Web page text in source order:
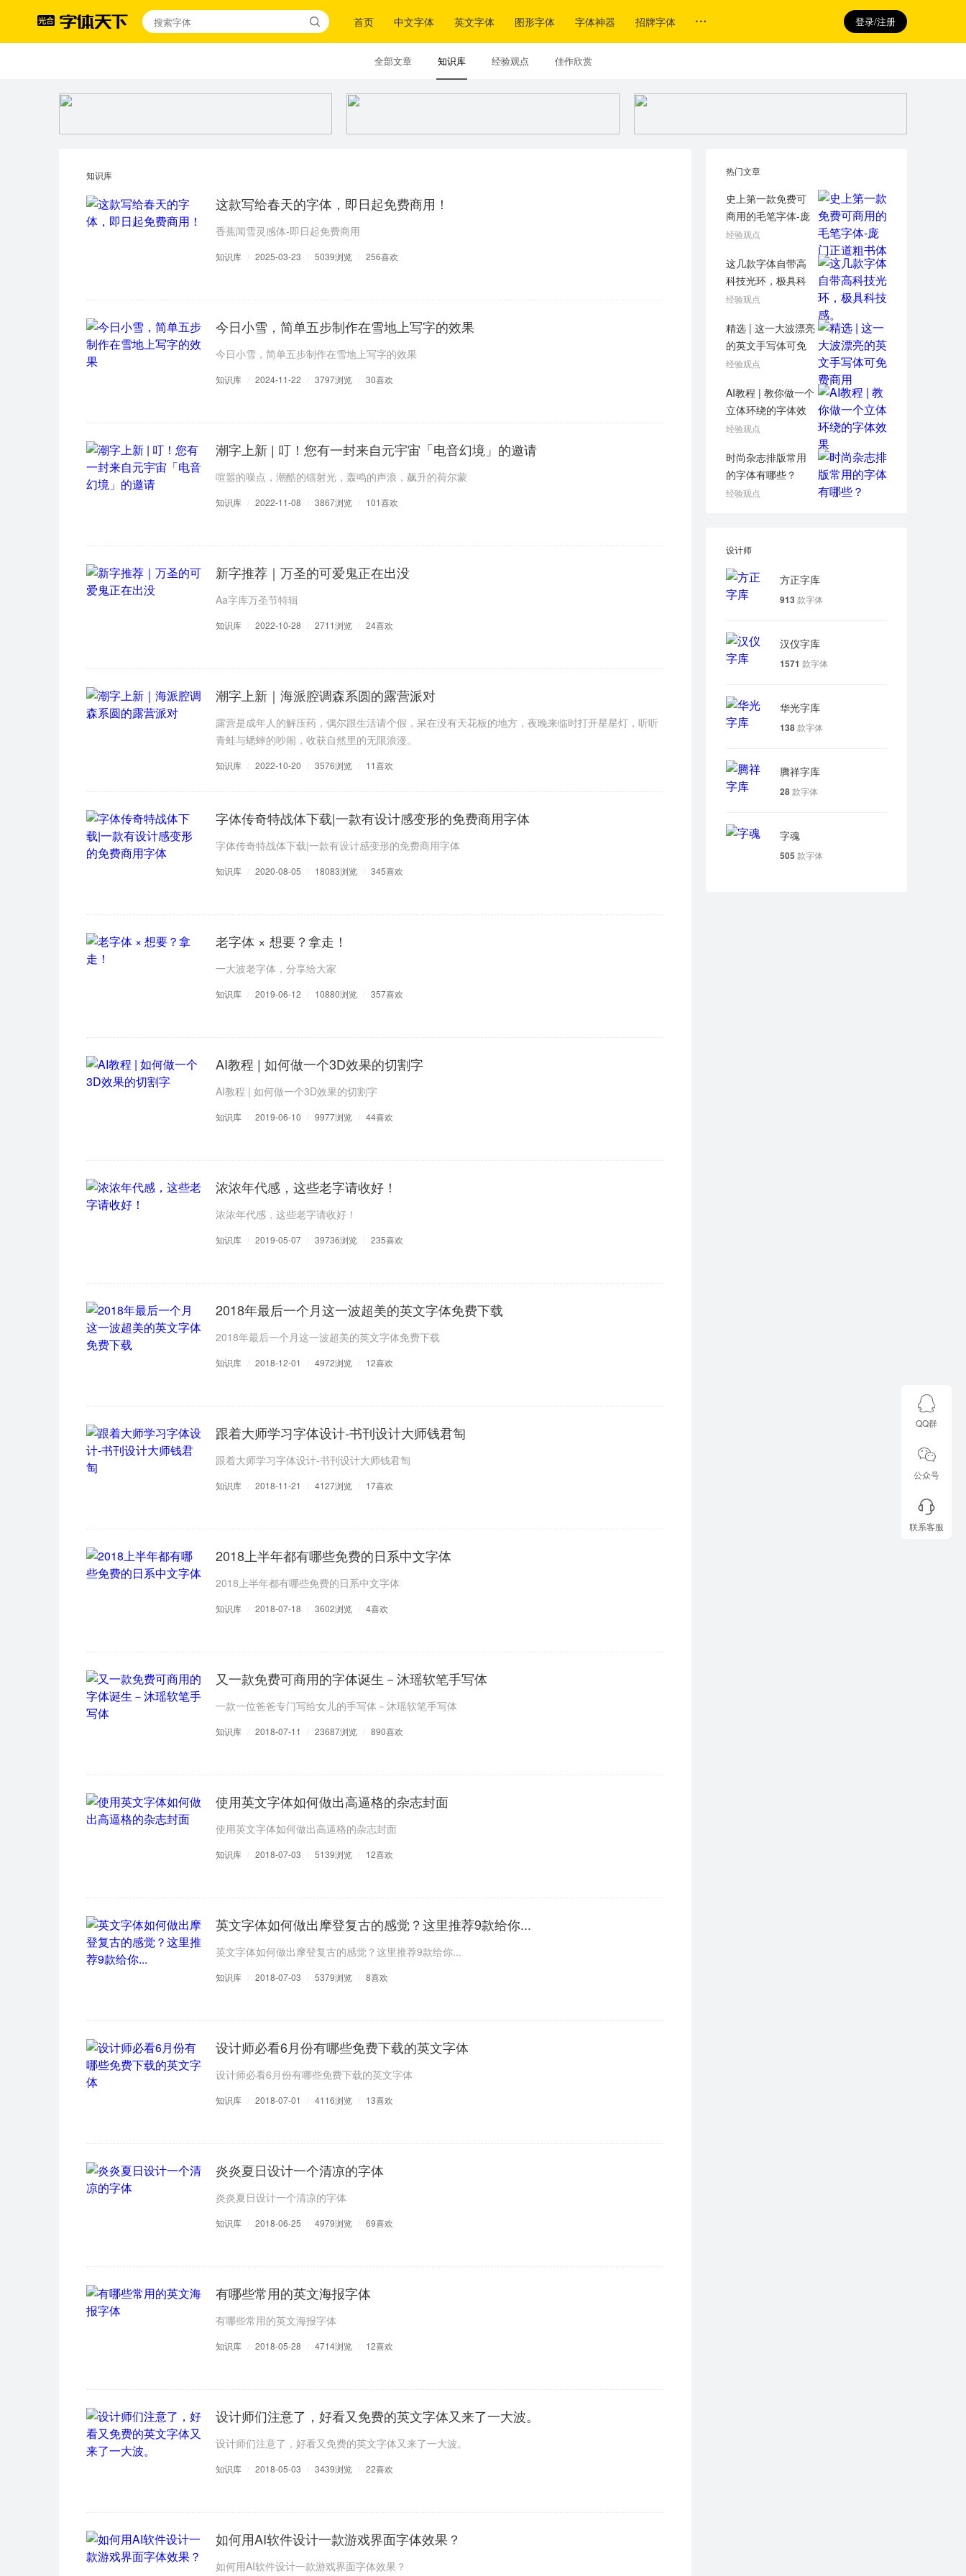
首页 中文字体 英文字体 图形字体 字体神器 招牌字体 登录/注册
全部文章 知识库 经验观点 佳作欣赏
知识库
这款写给春天的字体，即日起免费商用！
香蕉闻雪灵感体-即日起免费商用
知识库 2025-03-23 5039浏览 256喜欢
今日小雪，简单五步制作在雪地上写字的效果
今日小雪，简单五步制作在雪地上写字的效果
知识库 2024-11-22 3797浏览 30喜欢
潮字上新 | 叮！您有一封来自元宇宙「电音幻境」的邀请
喧嚣的噪点，潮酷的镭射光，轰鸣的声浪，飙升的荷尔蒙
知识库 2022-11-08 3867浏览 101喜欢
新字推荐｜万圣的可爱鬼正在出没
Aa字库万圣节特辑
知识库 2022-10-28 2711浏览 24喜欢
潮字上新｜海派腔调森系圆的露营派对
露营是成年人的解压药，偶尔跟生活请个假，呆在没有天花板的地方，夜晚来临时打开星星灯，听听
青蛙与蟋蟀的吵闹，收获自然里的无限浪漫。
知识库 2022-10-20 3576浏览 11喜欢
字体传奇特战体下载|一款有设计感变形的免费商用字体
字体传奇特战体下载|一款有设计感变形的免费商用字体
知识库 2020-08-05 18083浏览 345喜欢
老字体 × 想要？拿走！
一大波老字体，分享给大家
知识库 2019-06-12 10880浏览 357喜欢
AI教程 | 如何做一个3D效果的切割字
AI教程 | 如何做一个3D效果的切割字
知识库 2019-06-10 9977浏览 44喜欢
浓浓年代感，这些老字请收好！
浓浓年代感，这些老字请收好！
知识库 2019-05-07 39736浏览 235喜欢
2018年最后一个月这一波超美的英文字体免费下载
2018年最后一个月这一波超美的英文字体免费下载
知识库 2018-12-01 4972浏览 12喜欢
跟着大师学习字体设计-书刊设计大师钱君匋
跟着大师学习字体设计-书刊设计大师钱君匋
知识库 2018-11-21 4127浏览 17喜欢
2018上半年都有哪些免费的日系中文字体
2018上半年都有哪些免费的日系中文字体
知识库 2018-07-18 3602浏览 4喜欢
又一款免费可商用的字体诞生－沐瑶软笔手写体
一款一位爸爸专门写给女儿的手写体－沐瑶软笔手写体
知识库 2018-07-11 23687浏览 890喜欢
使用英文字体如何做出高逼格的杂志封面
使用英文字体如何做出高逼格的杂志封面
知识库 2018-07-03 5139浏览 12喜欢
英文字体如何做出摩登复古的感觉？这里推荐9款给你...
英文字体如何做出摩登复古的感觉？这里推荐9款给你...
知识库 2018-07-03 5379浏览 8喜欢
设计师必看6月份有哪些免费下载的英文字体
设计师必看6月份有哪些免费下载的英文字体
知识库 2018-07-01 4116浏览 13喜欢
炎炎夏日设计一个清凉的字体
炎炎夏日设计一个清凉的字体
知识库 2018-06-25 4979浏览 69喜欢
有哪些常用的英文海报字体
有哪些常用的英文海报字体
知识库 2018-05-28 4714浏览 12喜欢
设计师们注意了，好看又免费的英文字体又来了一大波。
设计师们注意了，好看又免费的英文字体又来了一大波。
知识库 2018-05-03 3439浏览 22喜欢
如何用AI软件设计一款游戏界面字体效果？
如何用AI软件设计一款游戏界面字体效果？
热门文章
史上第一款免费可
商用的毛笔字体-庞
门正道粗书体
经验观点
这几款字体自带高
科技光环，极具科
技感。
经验观点
精选 | 这一大波漂亮
的英文手写体可免
费商用
经验观点
AI教程 | 教你做一个
立体环绕的字体效
果
经验观点
时尚杂志排版常用
的字体有哪些？
经验观点
设计师
方正字库
913 款字体
汉仪字库
1571 款字体
华光字库
138款字体
腾祥字库
28款字体
字魂
505 款字体
QQ群
公众号
联系客服